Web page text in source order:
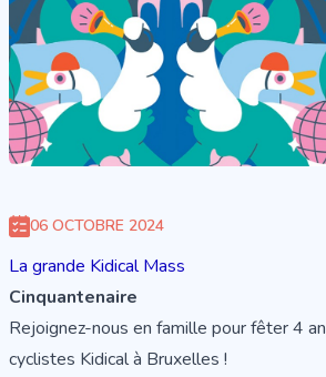
06 OCTOBRE 2024
La grande Kidical Mass
Cinquantenaire
Rejoignez-nous en famille pour fêter 4
cyclistes Kidical à Bruxelles !